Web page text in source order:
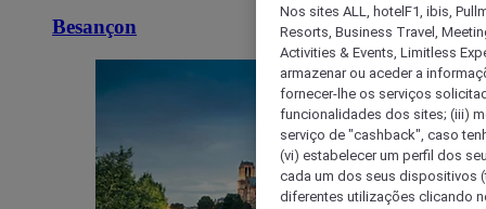
Besançon
Nos sites ALL, hotelF1, ibis,
Resorts, Business Travel,
Activities & Events, Limitless
armazenar ou aceder a
fornecer-lhe os serviços
funcionalidades dos sites; (iii)
serviço de "cashback", caso
(vi) estabelecer um perfil dos
cada um dos seus dispositivos
diferentes utilizações clicando